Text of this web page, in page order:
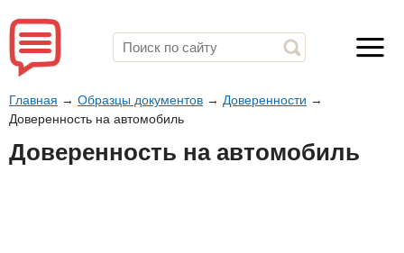
Главная → Образцы документов → Доверенности →
Доверенность на автомобиль
Доверенность на автомобиль